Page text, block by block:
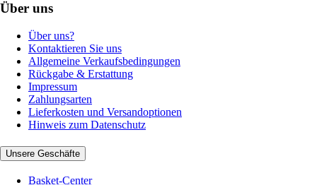
Über uns
Über uns?
Kontaktieren Sie uns
Allgemeine Verkaufsbedingungen
Rückgabe & Erstattung
Impressum
Zahlungsarten
Lieferkosten und Versandoptionen
Hinweis zum Datenschutz
Unsere Geschäfte
Basket-Center